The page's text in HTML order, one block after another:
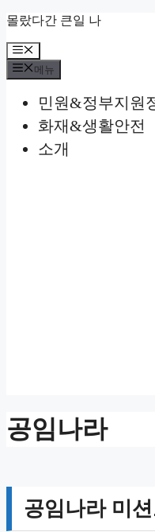
컨
츠
로
몰랐다간 큰일 나
메
뉴
메뉴
민원&정부지원
화재&생활안전
소개
공임나라
공임나라 미